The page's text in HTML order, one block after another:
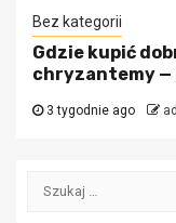
Bez kategorii
Gdzie kupić
chryzantemy —
3 tygodnie ago
Szukaj: